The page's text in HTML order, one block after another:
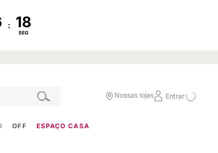
:
SEG
Nossas lojas Entrar
OFF ESPAÇO CASA